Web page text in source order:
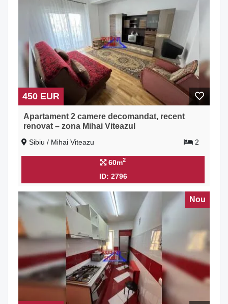
450 EUR
Apartament 2 camere decomandat, recent
renovat – zona Mihai Viteazul
Sibiu / Mihai Viteazu 2
60m2
ID: 2796
Nou